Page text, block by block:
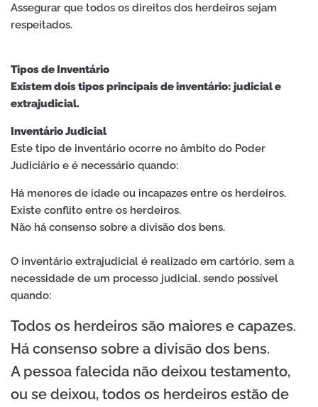
Assegurar que todos os direitos dos herdeiros sejam
respeitados.
Tipos de Inventário
Existem dois tipos principais de inventário: judicial e
extrajudicial.
Inventário Judicial
Este tipo de inventário ocorre no âmbito do Poder
Judiciário e é necessário quando:
Há menores de idade ou incapazes entre os herdeiros.
Existe conflito entre os herdeiros.
Não há consenso sobre a divisão dos bens.
O inventário extrajudicial é realizado em cartório, sem a
necessidade de um processo judicial, sendo possível
quando:
Todos os herdeiros são maiores e capazes.
Há consenso sobre a divisão dos bens.
A pessoa falecida não deixou testamento,
ou se deixou, todos os herdeiros estão de